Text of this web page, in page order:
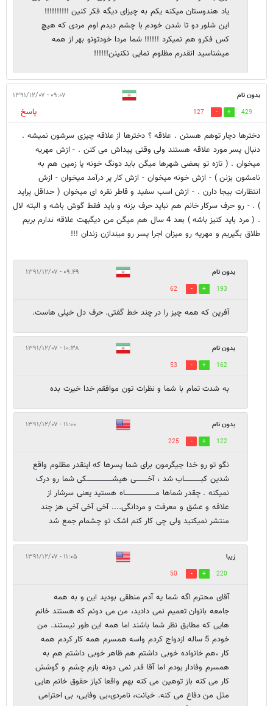
یاد هندوستان میکنه یکم به چیزای دیگه فکر کنین !!!!!!!!!!
این شلور دو تا شدن خودم با چشم دیدم اوم مردی که هیچ
کس فکرو هم نمیکرد !!!!!! شما مردا خودتونو بهر از همه
میشناسید انقدرم مظلوم نمایی نکنینن!!!!!!
بدون نام ۰۹:۰۷ - ۱۳۹۱/۱۲/۰۷
429
127
پاسخ
دخترها دچار توهم هستن . علاقه ؟ دخترها از علاقه چیزی سرشون نمیشه .
دنبال پسر مورد علاقه هستند ولی وقتی پیداش می کنن . - ازش مهریه
میخوان . ( تازه تو بعضی شهرها میگن باید دونگ خونه یا زمین هم به
نامشون بزنن ) - ازش خونه میخوان - ازش کار پر درآمد میخوان - ازش
انتظارات بیجا دارن . - ازش اسب سفید و قاطر نقره ای میخوان ( حداقل پراید
) . - رو حرف سرکار خانم هم نباید حرف بزنه و باید فقط گوش باشه و البته لال
. ( مرد باید کنیز باشه ) بعد 4 سال هم میگن من دیگبهت علاقه ندارم بریم
طلاق بگیریم و مهریه رو میزان اجرا پسر رو میندازن زندان !!!
بدون نام ۰۹:۴۹ - ۱۳۹۱/۱۲/۰۷
193
62
آفرین که همه چیز را در چند خط گفتی. حرف دل خیلی هاست.
بدون نام ۱۰:۳۸ - ۱۳۹۱/۱۲/۰۷
162
53
به شدت تمام با شما و نظرات تون موافقم خدا خيرت بده
بدون نام ۱۱:۰۰ - ۱۳۹۱/۱۲/۰۷
122
225
نگو تو رو خدا جیگرمون برای شما پسرها که اینقدر مظلوم واقع
شدین کبــــــــــــــاب شد ، آخـــــــــی هیشـــــــــــــــــــــکی شما رو درک
نمیکنه . چقدر شماها مـــــــــــــــــــــــــاه هستید یعنی سرشار از
علاقه و عشق و معرفت و مردانگی.... آخی آخی آخی هز چند
منتشر نمیکنید ولی چی کار کنم اشک تو چشمام جمع شد
زیبا ۱۱:۰۵ - ۱۳۹۱/۱۲/۰۷
220
50
آقای محترم اگه شما یه آدم منطقی بودید این و به همه
جامعه بانوان تعمیم نمی دادید، من می دونم که هستند خانم
هایی که مطابق نظر شما باشند اما همه این طور نیستند. من
خودم 5 ساله ازدواج کردم واسه همسرم همه کار کردم همه
کار ،هم خانواده خوبی داشتم هم ظاهر خوبی داشتم هم به
همسرم وفادار بودم اما آقا قدر نمی دونه بازم چشم و گوشش
کار می کنه باز توهین می کنه بهم واقعا کیاز حقوق خانم هایی
مثل من دفاع می کنه. خیانت، نامردی،بی وفایی، بی احترامی